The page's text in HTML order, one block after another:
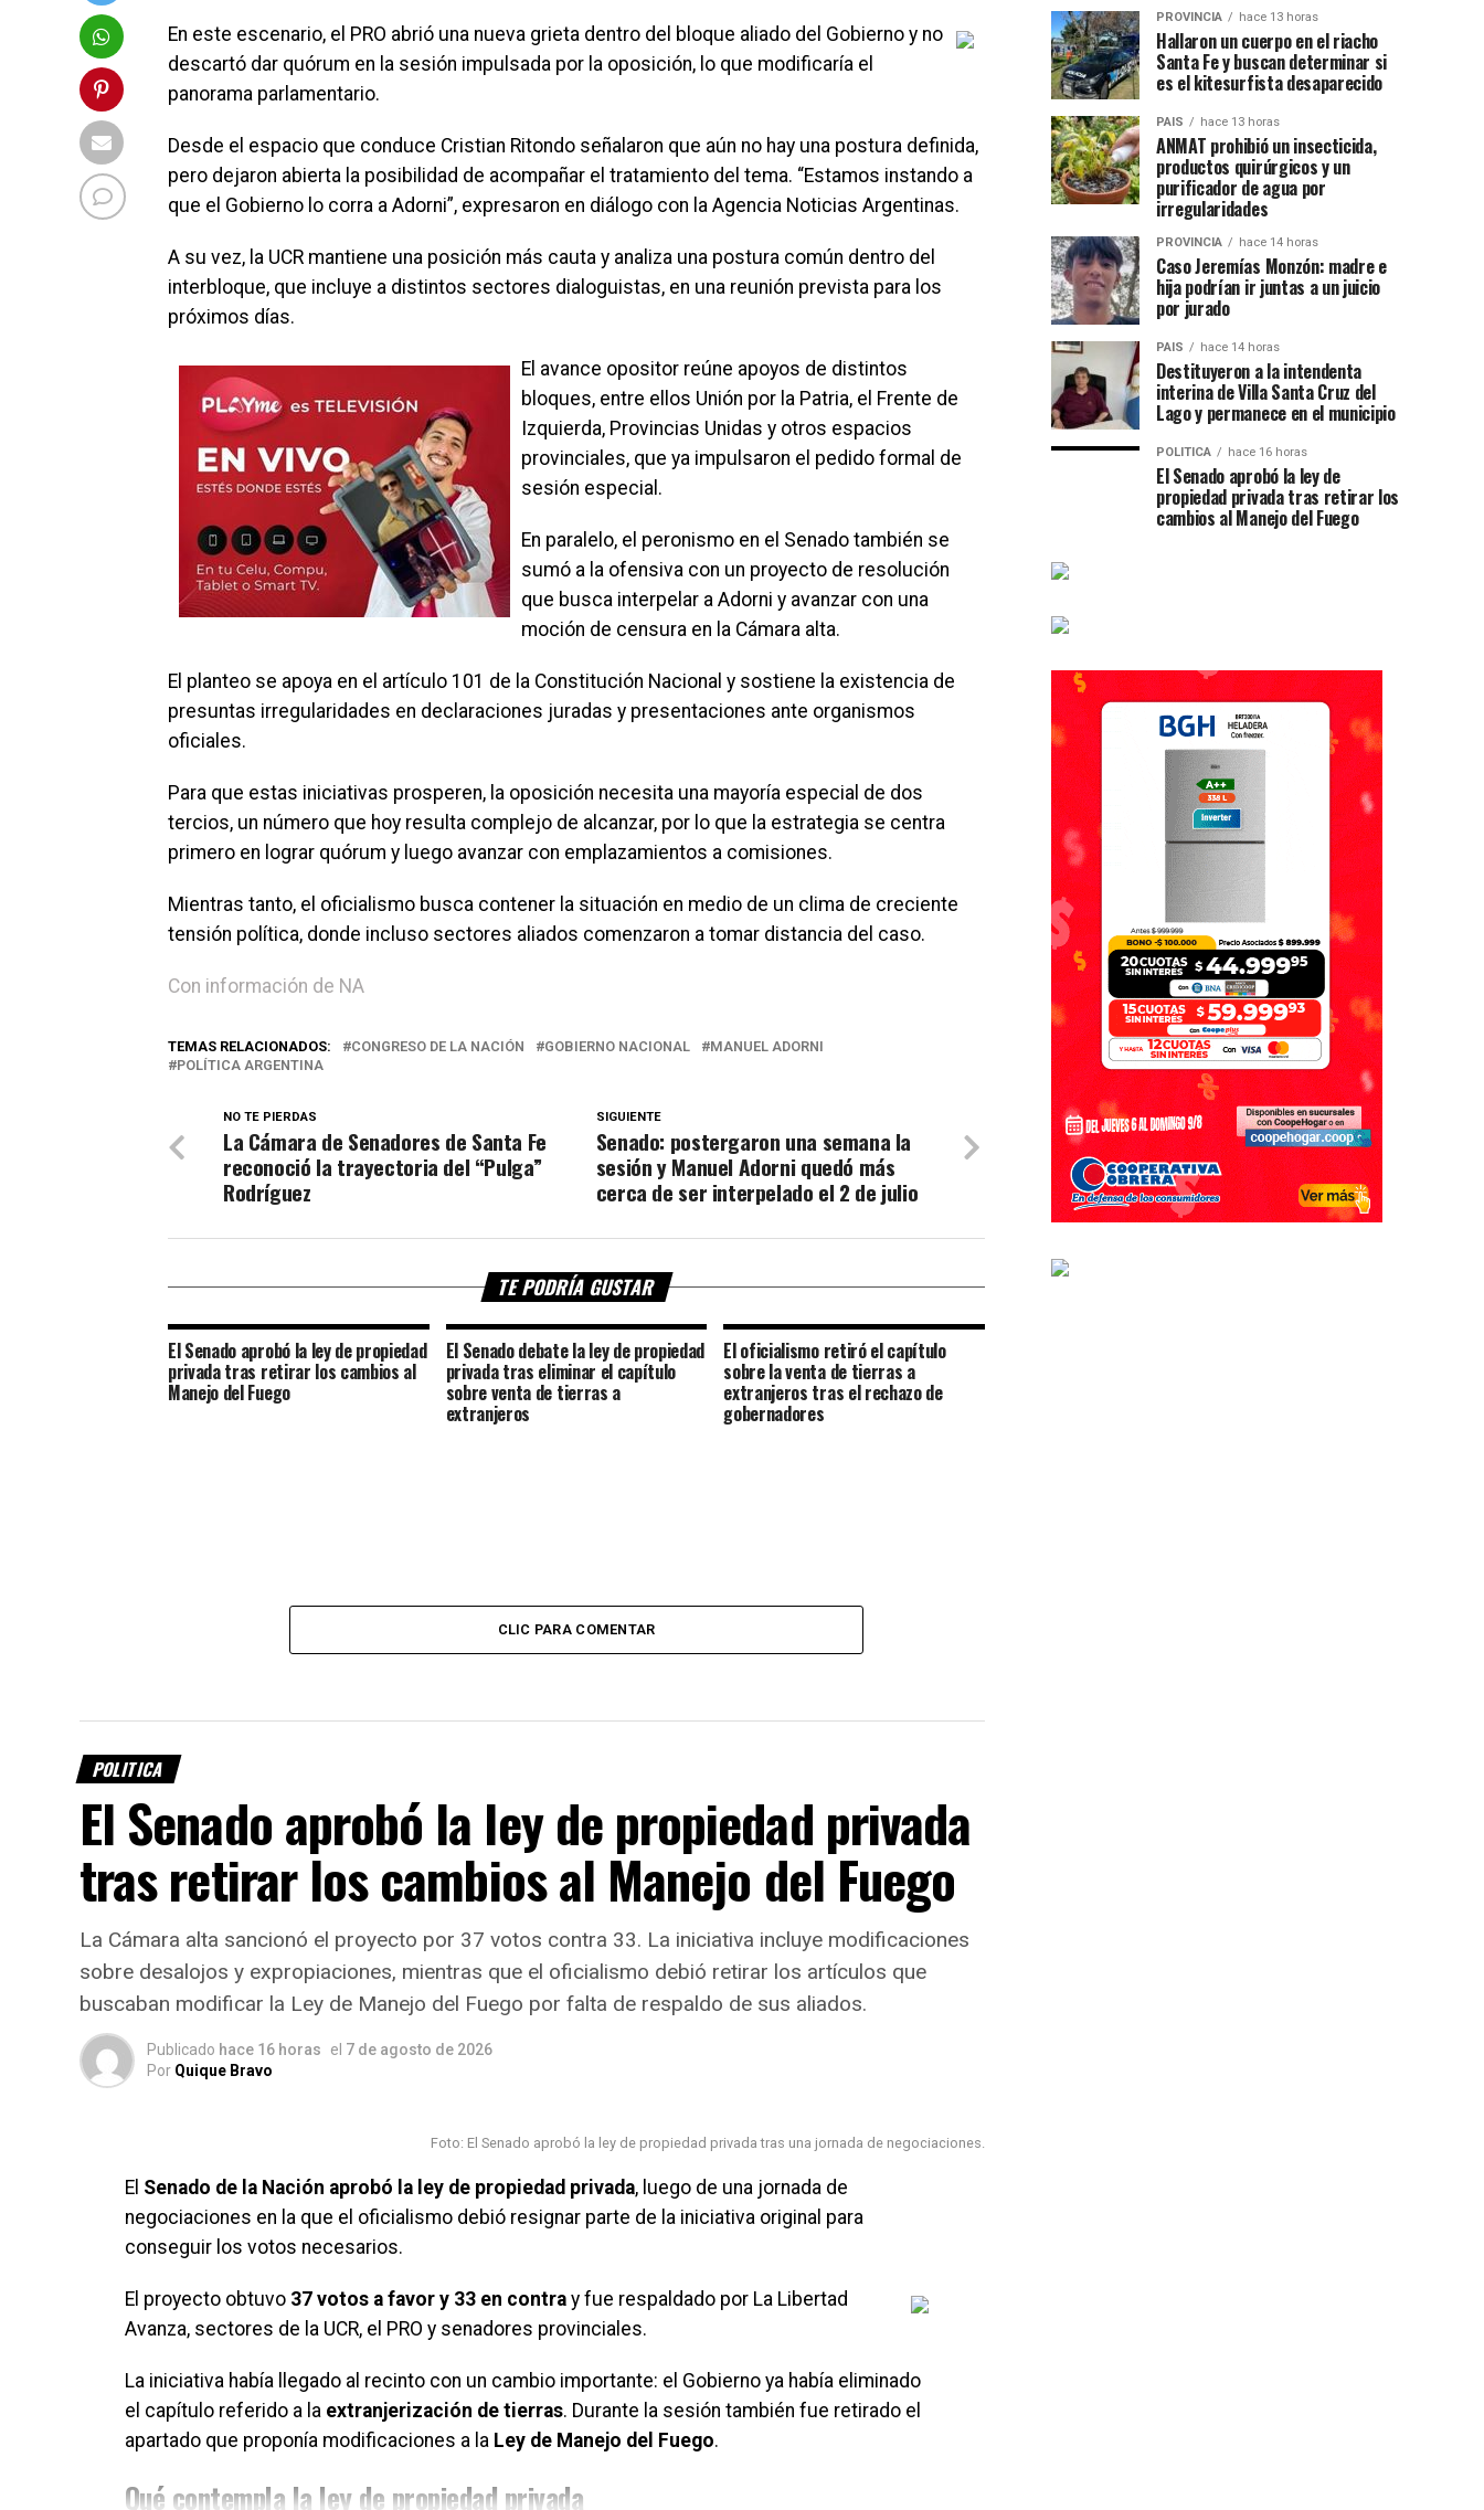
En este escenario, el PRO abrió una nueva grieta dentro del bloque aliado del Gobierno y no
descartó dar quórum en la sesión impulsada por la oposición, lo que modificaría el
panorama parlamentario.
Desde el espacio que conduce Cristian Ritondo señalaron que aún no hay una postura definida,
pero dejaron abierta la posibilidad de acompañar el tratamiento del tema. “Estamos instando a
que el Gobierno lo corra a Adorni”, expresaron en diálogo con la Agencia Noticias Argentinas.
A su vez, la UCR mantiene una posición más cauta y analiza una postura común dentro del
interbloque, que incluye a distintos sectores dialoguistas, en una reunión prevista para los
próximos días.
El avance opositor reúne apoyos de distintos
bloques, entre ellos Unión por la Patria, el Frente de
Izquierda, Provincias Unidas y otros espacios
provinciales, que ya impulsaron el pedido formal de
sesión especial.
En paralelo, el peronismo en el Senado también se
sumó a la ofensiva con un proyecto de resolución
que busca interpelar a Adorni y avanzar con una
moción de censura en la Cámara alta.
El planteo se apoya en el artículo 101 de la Constitución Nacional y sostiene la existencia de
presuntas irregularidades en declaraciones juradas y presentaciones ante organismos
oficiales.
Para que estas iniciativas prosperen, la oposición necesita una mayoría especial de dos
tercios, un número que hoy resulta complejo de alcanzar, por lo que la estrategia se centra
primero en lograr quórum y luego avanzar con emplazamientos a comisiones.
Mientras tanto, el oficialismo busca contener la situación en medio de un clima de creciente
tensión política, donde incluso sectores aliados comenzaron a tomar distancia del caso.
Con información de NA
TEMAS RELACIONADOS: CONGRESO DE LA NACIÓN GOBIERNO NACIONAL
MANUEL ADORNI
POLÍTICA ARGENTINA
SIGUIENTE
Senado: postergaron una semana la
sesión y Manuel Adorni quedó más
cerca de ser interpelado el 2 de julio
NO TE PIERDAS
La Cámara de Senadores de Santa Fe
reconoció la trayectoria del “Pulga”
Rodríguez
TE PODRÍA GUSTAR
El Senado aprobó la ley de propiedad
privada tras retirar los cambios al
Manejo del Fuego
El Senado debate la ley de propiedad
privada tras eliminar el capítulo
sobre venta de tierras a
extranjeros
El oficialismo retiró el capítulo
sobre la venta de tierras a
extranjeros tras el rechazo de
gobernadores
CLIC PARA COMENTAR
POLITICA
El Senado aprobó la ley de propiedad privada
tras retirar los cambios al Manejo del Fuego
La Cámara alta sancionó el proyecto por 37 votos contra 33. La iniciativa incluye modificaciones
sobre desalojos y expropiaciones, mientras que el oficialismo debió retirar los artículos que
buscaban modificar la Ley de Manejo del Fuego por falta de respaldo de sus aliados.
Publicado hace 16 horas el 7 de agosto de 2026
Por Quique Bravo
Foto: El Senado aprobó la ley de propiedad privada tras una jornada de negociaciones.
El Senado de la Nación aprobó la ley de propiedad privada, luego de una jornada de
negociaciones en la que el oficialismo debió resignar parte de la iniciativa original para
conseguir los votos necesarios.
El proyecto obtuvo 37 votos a favor y 33 en contra y fue respaldado por La Libertad
Avanza, sectores de la UCR, el PRO y senadores provinciales.
La iniciativa había llegado al recinto con un cambio importante: el Gobierno ya había eliminado
el capítulo referido a la extranjerización de tierras. Durante la sesión también fue retirado el
apartado que proponía modificaciones a la Ley de Manejo del Fuego.
Qué contempla la ley de propiedad privada
PROVINCIA hace 13 horas
Hallaron un cuerpo en el riacho
Santa Fe y buscan determinar si
es el kitesurfista desaparecido
PAIS hace 13 horas
ANMAT prohibió un insecticida,
productos quirúrgicos y un
purificador de agua por
irregularidades
PROVINCIA hace 14 horas
Caso Jeremías Monzón: madre e
hija podrían ir juntas a un juicio
por jurado
PAIS hace 14 horas
Destituyeron a la intendenta
interina de Villa Santa Cruz del
Lago y permanece en el municipio
POLITICA hace 16 horas
El Senado aprobó la ley de
propiedad privada tras retirar los
cambios al Manejo del Fuego